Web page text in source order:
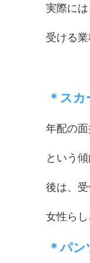
実際には
受ける
＊ス
年配の
という
後は、
女性ら
＊パ